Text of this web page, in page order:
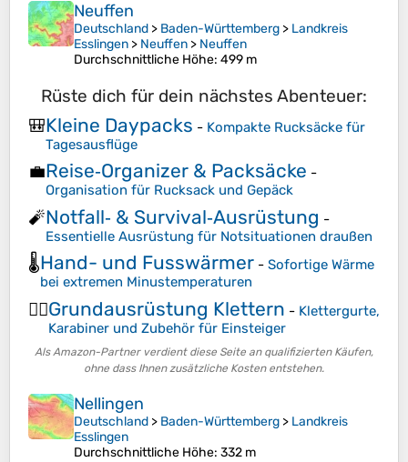
Neuffen
Deutschland > Baden-Württemberg > Landkreis
Esslingen > Neuffen > Neuffen
Durchschnittliche Höhe: 499 m
Rüste dich für dein nächstes Abenteuer:
🎒Kleine Daypacks - Kompakte Rucksäcke für
Tagesausflüge
💼Reise‑Organizer & Packsäcke -
Organisation für Rucksack und Gepäck
🧨Notfall‑ & Survival‑Ausrüstung -
Essentielle Ausrüstung für Notsituationen draußen
🌡️Hand- und Fusswärmer - Sofortige Wärme
bei extremen Minustemperaturen
🧗‍♂️Grundausrüstung Klettern - Klettergurte,
Karabiner und Zubehör für Einsteiger
Als Amazon-Partner verdient diese Seite an qualifizierten Käufen,
ohne dass Ihnen zusätzliche Kosten entstehen.
Nellingen
Deutschland > Baden-Württemberg > Landkreis
Esslingen
Durchschnittliche Höhe: 332 m